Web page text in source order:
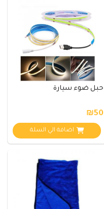
حبل ضوء سيارة
₪50
اضافة الي السلة